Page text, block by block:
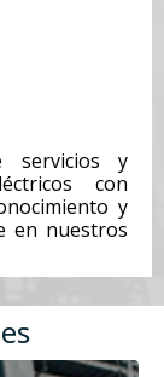
servicios y
con
y
en nuestros